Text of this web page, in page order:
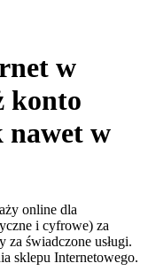
w
konto
nawet w
online dla
i cyfrowe) za
za świadczone usługi.
sklepu Internetowego.